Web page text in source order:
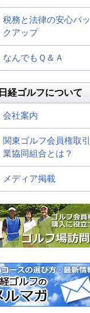
税務と法律の安心バッ
クアップ
なんでもＱ＆Ａ
日経ゴルフについて
会社案内
関東ゴルフ会員権取引
業協同組合とは？
メディア掲載